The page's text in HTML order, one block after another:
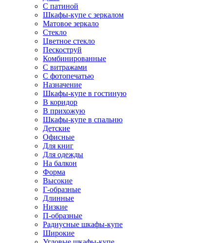
С патиной
Шкафы-купе с зеркалом
Матовое зеркало
Стекло
Цветное стекло
Пескоструй
Комбинированные
С витражами
С фотопечатью
Назначение
Шкафы-купе в гостиную
В коридор
В прихожую
Шкафы-купе в спальню
Детские
Офисные
Для книг
Для одежды
На балкон
Форма
Высокие
Г-образные
Длинные
Низкие
П-образные
Радиусные шкафы-купе
Широкие